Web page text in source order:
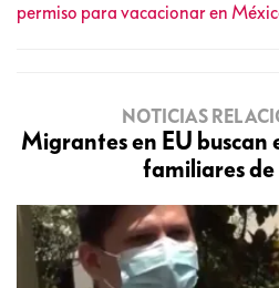
permiso para vacacionar en
NOTICIAS
Migrantes en EU buscan
familiares